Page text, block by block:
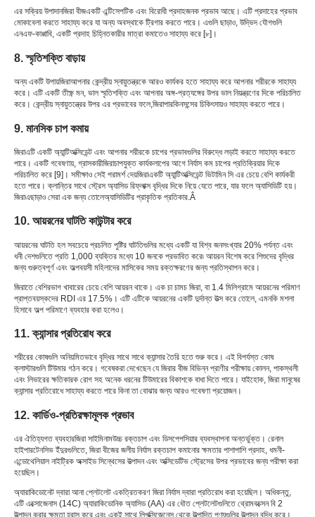
এর সক্রিয় উপাদানজিরা বীজএকটি এন্টিসেপটিক এবং বিরোধী প্রদাহজনক প্রভাব আছে। এটি প্রদাহের প্রভাব
মোকাবেলা করতে সাহায্য করে যা অন্য অবস্থাকে ট্রিগার করতে পারে। এগুলি ছাড়াও, উদ্ভিদ যৌগগুলি
এনএফ-কাপ্পাবি, একটি প্রদাহ চিহ্নিতকারীর মাত্রা কমাতেও সাহায্য করে [৮]।
8. স্মৃতিশক্তি বাড়ায়
অন্য একটি উপায়জিরাআপনার কেন্দ্রীয় স্নায়ুতন্ত্রকে আরও কার্যকর হতে সাহায্য করে আপনার শরীরকে সাহায্য
করে। এটি একটি তীক্ষ্ণ মন, ভাল স্মৃতিশক্তি এবং আপনার অঙ্গ-প্রত্যঙ্গের উপর ভাল নিয়ন্ত্রণের দিকে পরিচালিত
করে। কেন্দ্রীয় স্নায়ুতন্ত্রের উপর এর প্রভাবের ফলে,জিরাপারকিনসন্সের চিকিৎসায়ও সাহায্য করতে পারে।
9. মানসিক চাপ কমায়
জিরাএটি একটি অ্যান্টিঅক্সিডেন্ট এবং আপনার শরীরকে চাপের প্রভাবগুলির বিরুদ্ধে লড়াই করতে সাহায্য করতে
পারে। একটি গবেষণায়, গ্রাসকারীজিরাচাপযুক্ত কার্যকলাপের আগে নির্যাস কম চাপের প্রতিক্রিয়ার দিকে
পরিচালিত করে [9]। সমীক্ষাও সেই পরামর্শ দেয়জিরাএকটি অ্যান্টিঅক্সিডেন্ট ভিটামিন সি এর চেয়ে বেশি কার্যকরী
হতে পারে। ক্লান্তির সাথে স্ট্রেস অ্যাসিড রিফ্লাক্স বৃদ্ধির দিকে নিয়ে যেতে পারে, যার ফলে অ্যাসিডিটি হয়।
জিরাএছাড়াও সেরা এক জন্য তোলেঅ্যাসিডিটির প্রাকৃতিক প্রতিকার.Â
10. আয়রনের ঘাটতি কাউন্টার করে
আয়রনের ঘাটতি হল সবচেয়ে প্রচলিত পুষ্টির ঘাটতিগুলির মধ্যে একটি যা বিশ্ব জনসংখ্যার 20% পর্যন্ত এবং
ধনী দেশগুলিতে প্রতি 1,000 ব্যক্তির মধ্যে 10 জনকে প্রভাবিত করে৷ আয়রন বিশেষ করে শিশুদের বৃদ্ধির
জন্য গুরুত্বপূর্ণ এবং অল্পবয়সী মহিলাদের মাসিকের সময় রক্তক্ষরণের জন্য প্রতিস্থাপন করে।
জিরাতে বেশিরভাগ খাবারের চেয়ে বেশি আয়রন থাকে। এক চা চামচ জিরা, বা 1.4 মিলিগ্রামে আয়রনের পরিমাণ
প্রাপ্তবয়স্কদের RDI এর 17.5%। এটি এটিকে আয়রনের একটি দুর্দান্ত উত্স করে তোলে, এমনকি মশলা
হিসাবে অল্প পরিমাণে ব্যবহার করা হলেও।
11. ক্যান্সার প্রতিরোধ করে
শরীরের কোষগুলি অনিয়মিতভাবে বৃদ্ধির সাথে সাথে ক্যান্সার তৈরি হতে শুরু করে। এই বিপর্যস্ত কোষ
ক্লাস্টারগুলি টিউমার গঠন করে। গবেষকরা দেখেছেন যে জিরার বীজ বিভিন্ন প্রাণীর পরীক্ষায় কোলন, পাকস্থলী
এবং লিভারের ক্ষতিকারক রোগ সহ অনেক ধরনের টিউমারের বিকাশকে বাধা দিতে পারে। যাইহোক, জিরা মানুষের
ক্যান্সার প্রতিরোধে সাহায্য করতে পারে কিনা তা বোঝার জন্য আরও গবেষণা প্রয়োজন।
12. কার্ডিও-প্রতিরক্ষামূলক প্রভাব
এর ঐতিহ্যগত ব্যবহারজিরা সাইমিনামউচ্চ রক্তচাপ এবং ডিসপেপসিয়ার ব্যবস্থাপনা অন্তর্ভুক্ত। রেনাল
হাইপারটেনসিভ ইঁদুরগুলিতে, জিরা বীজের জলীয় নির্যাস রক্তচাপ কমানোর ক্ষমতার পাশাপাশি প্রদাহ, ধমনী-
এন্ডোথেলিয়াল নাইট্রিক অক্সাইড সিন্থেসের উত্পাদন এবং অক্সিডেটিভ স্ট্রেসের উপর প্রভাবের জন্য পরীক্ষা করা
হয়েছিল।
অ্যারাকিডোনেট দ্বারা আনা প্লেটলেট একত্রিতকরণ জিরা নির্যাস দ্বারা প্রতিরোধ করা হয়েছিল। অধিকন্তু,
এটি এক্সোজেনাস (14C) অ্যারাকিডোনিক অ্যাসিড (AA) এর ধৌত প্লেটলেটগুলিতে থ্রোমবক্সেন বি 2